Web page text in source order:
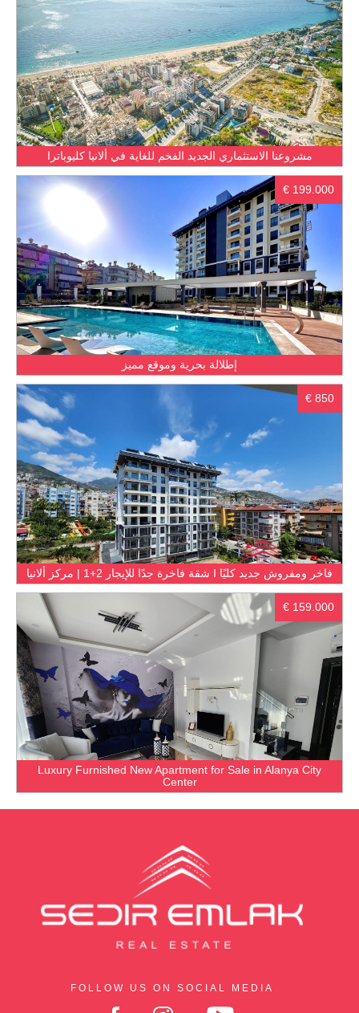
مشروعنا الاستثماري الجديد الفخم للغاية في ألانيا كليوباترا
إطلالة بحرية وموقع مميز
€ 199.000
شقة فاخرة جدًا للإيجار 2+1 | مركز ألانيا I فاخر ومفروش جديد كليًا
€ 850
Luxury Furnished New Apartment for Sale in Alanya City
Center
€ 159.000
FOLLOW US ON SOCIAL MEDIA